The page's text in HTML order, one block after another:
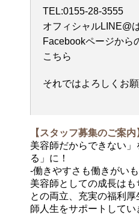
TEL:0155-28-3555
オフィシャルLINE@
Facebookページから
こちら
それではよろしくお
【スタッフ募集のご案内
美容師だからできない
る」に！
-働きやすさも働きがい
美容師としての成長はも
との両立、充実の福利
師人生をサポートしてい